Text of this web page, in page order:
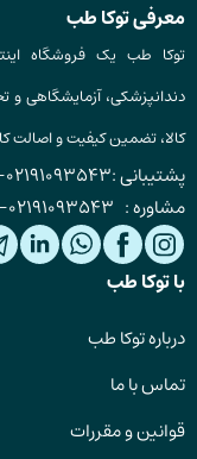
معرفی توکا طب
توکا طب یک فروشگاه
دندانپزشکی، آزمایشگاهی و
کالا، تضمین کیفیت و اصالت
پشتیبانی :02191093543
مشاوره : 02191093543
-
با توکا طب
درباره توکا طب
تماس با ما
قوانین و مقررات